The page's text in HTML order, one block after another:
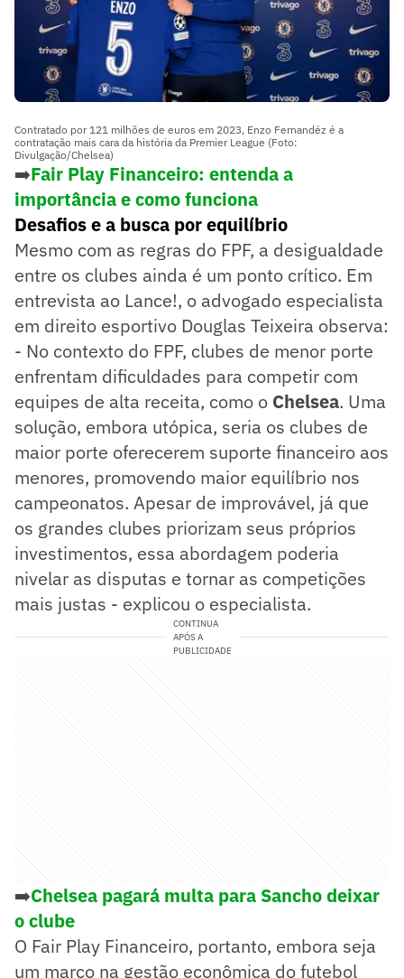
Contratado por 121 milhões de euros em 2023, Enzo Fernandéz é a
contratação mais cara da história da Premier League (Foto:
Divulgação/Chelsea)
➡️Fair Play Financeiro: entenda a
importância e como funciona
Desafios e a busca por equilíbrio
Mesmo com as regras do FPF, a desigualdade
entre os clubes ainda é um ponto crítico. Em
entrevista ao Lance!, o advogado especialista
em direito esportivo Douglas Teixeira observa:
- No contexto do FPF, clubes de menor porte
enfrentam dificuldades para competir com
equipes de alta receita, como o Chelsea. Uma
solução, embora utópica, seria os clubes de
maior porte oferecerem suporte financeiro aos
menores, promovendo maior equilíbrio nos
campeonatos. Apesar de improvável, já que
os grandes clubes priorizam seus próprios
investimentos, essa abordagem poderia
nivelar as disputas e tornar as competições
mais justas - explicou o especialista.
CONTINUA
APÓS A
PUBLICIDADE
➡️Chelsea pagará multa para Sancho deixar
o clube
O Fair Play Financeiro, portanto, embora seja
um marco na gestão econômica do futebol